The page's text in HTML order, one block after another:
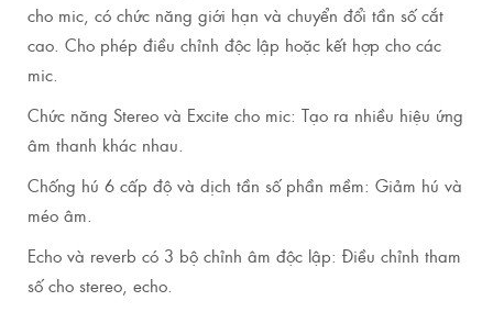
cho mic, có chức năng giới hạn và chuyển đổi tần số cắt
cao. Cho phép điều chỉnh độc lập hoặc kết hợp cho các
mic.
Chức năng Stereo và Excite cho mic: Tạo ra nhiều hiệu ứng
âm thanh khác nhau.
Chống hú 6 cấp độ và dịch tần số phần mềm: Giảm hú và
méo âm.
Echo và reverb có 3 bộ chỉnh âm độc lập: Điều chỉnh tham
số cho stereo, echo.